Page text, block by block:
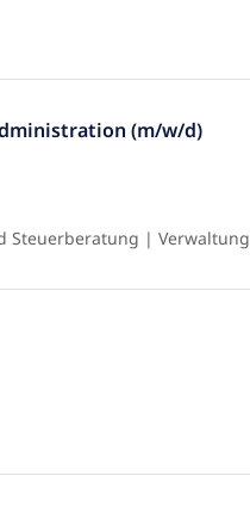
(m/w/d)
Steuerberatung | Verwaltung